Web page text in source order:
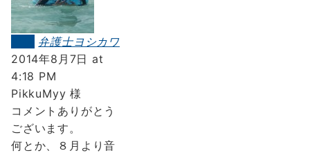
弁護士ヨシカワ
2014年8月7日 at
4:18 PM
PikkuMyy 様
コメントありがとう
ございます。
何とか、８月より音